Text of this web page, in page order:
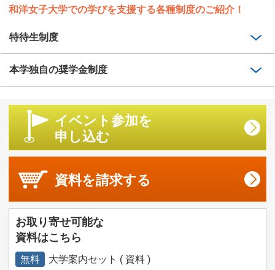
和洋女子大学での学びを支援する各種制度のご紹介！
特待生制度
本学独自の奨学金制度
イベント参加を
申し込む
資料を請求する
お取り寄せ可能な
資料はこちら
無料 大学案内セット ( 資料 )